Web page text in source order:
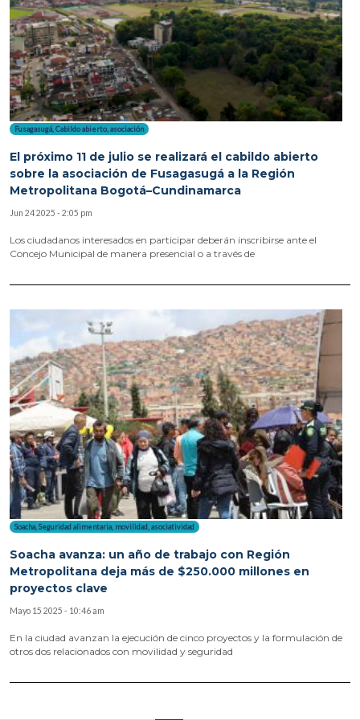
Fusagasugá, Cabildo abierto, asociación
El próximo 11 de julio se realizará el cabildo abierto
sobre la asociación de Fusagasugá a la Región
Metropolitana Bogotá–Cundinamarca
Jun 24 2025 - 2:05 pm
Los ciudadanos interesados en participar deberán inscribirse ante el
Concejo Municipal de manera presencial o a través de
Soacha, Seguridad alimentaria, movilidad asociatividad
Soacha avanza: un año de trabajo con Región
Metropolitana deja más de $250.000 millones en
proyectos clave
Mayo 15 2025 - 10:46 am
En la ciudad avanzan la ejecución de cinco proyectos y la formulación de
otros dos relacionados con movilidad y seguridad